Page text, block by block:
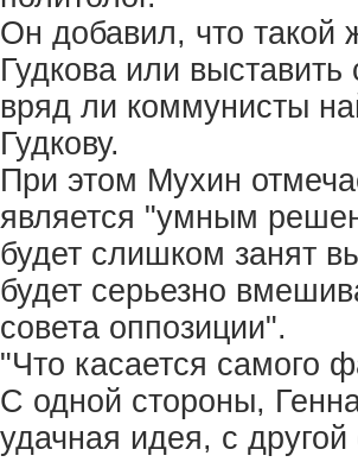
Он добавил, что такой
Гудкова или выставить
вряд ли коммунисты
Гудкову.
При этом Мухин
является "умным
будет слишком занят
будет серьезно
совета оппозиции".
"Что касается самого
С одной стороны,
удачная идея, с